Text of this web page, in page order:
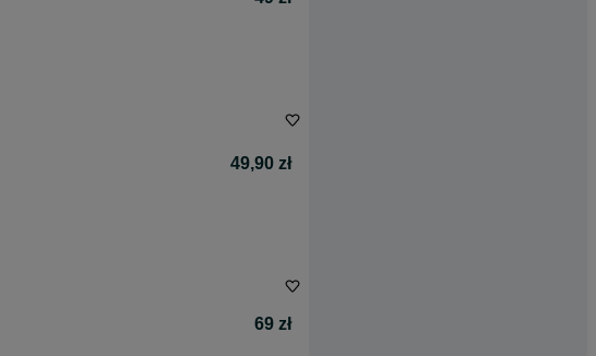
49,90 zł
69 zł